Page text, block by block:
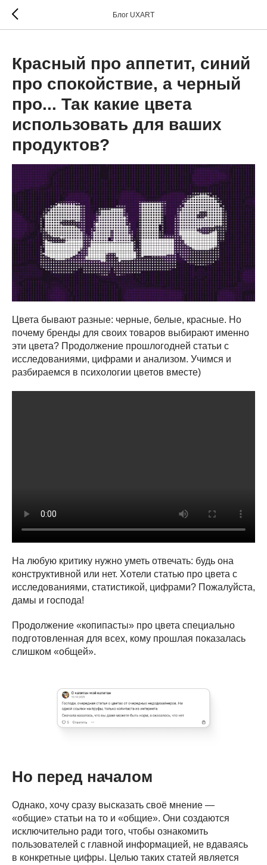
Блог UXART
Красный про аппетит, синий
про спокойствие, а черный
про... Так какие цвета
использовать для ваших
продуктов?
Цвета бывают разные: черные, белые, красные. Но
почему бренды для своих товаров выбирают именно
эти цвета? Продолжение прошлогодней статьи с
исследованиями, цифрами и анализом. Учимся и
разбираемся в психологии цветов вместе)
На любую критику нужно уметь отвечать: будь она
конструктивной или нет. Хотели статью про цвета с
исследованиями, статистикой, цифрами? Пожалуйста,
дамы и господа!
Продолжение «копипасты» про цвета специально
подготовленная для всех, кому прошлая показалась
слишком «общей».
Но перед началом
Однако, хочу сразу высказать своё мнение —
«общие» статьи на то и «общие». Они создаются
исключительно ради того, чтобы ознакомить
пользователей с главной информацией, не вдаваясь
в конкретные цифры. Целью таких статей является